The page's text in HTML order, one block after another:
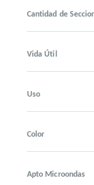
Cantidad de
Vida Útil
Uso
Color
Apto Microondas